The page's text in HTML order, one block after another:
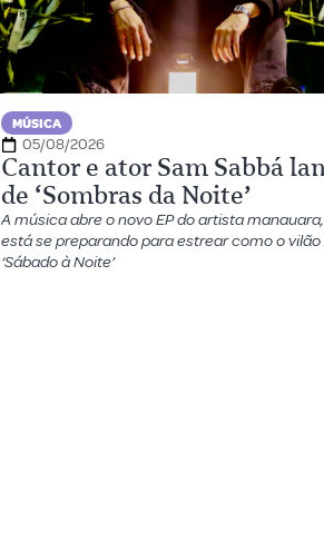
MÚSICA
05/08/2026
Cantor e ator Sam Sabbá
de ‘Sombras da Noite’
A música abre o novo EP do artista
está se preparando para estrear como o
‘Sábado à Noite’